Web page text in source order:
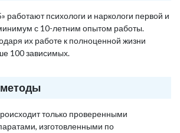
работают психологи и наркологи первой и
с 10-летним опытом работы.
их работе к полноценной жизни
100 зависимых.
только проверенными
изготовленными по